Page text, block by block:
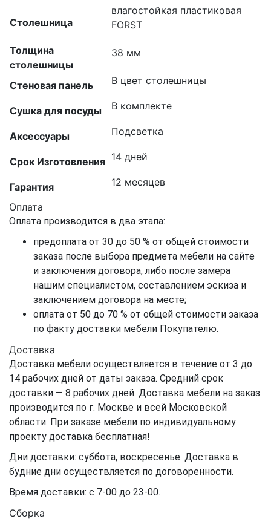
Столешница
влагостойкая пластиковая
FORST
Толщина
столешницы
38 мм
Стеновая панель В цвет столешницы
Сушка для посуды В комплекте
Аксессуары Подсветка
Срок Изготовления 14 дней
Гарантия 12 месяцев
Оплата
Оплата производится в два этапа:
предоплата от 30 до 50 % от общей стоимости
заказа после выбора предмета мебели на сайте
и заключения договора, либо после замера
нашим специалистом, составлением эскиза и
заключением договора на месте;
оплата от 50 до 70 % от общей стоимости заказа
по факту доставки мебели Покупателю.
Доставка
Доставка мебели осуществляется в течение от 3 до
14 рабочих дней от даты заказа. Средний срок
доставки — 8 рабочих дней. Доставка мебели на заказ
производится по г. Москве и всей Московской
области. При заказе мебели по индивидуальному
проекту доставка бесплатная!
Дни доставки: суббота, воскресенье. Доставка в
будние дни осуществляется по договоренности.
Время доставки: с 7-00 до 23-00.
Сборка